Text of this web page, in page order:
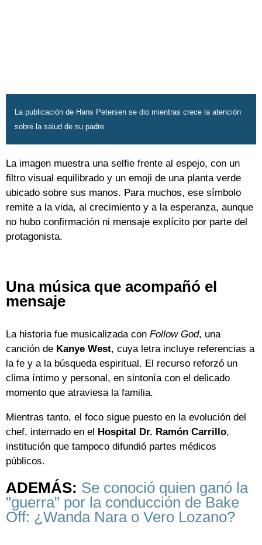
La publicación de Hans Petersen se dio mientras crece la atención
sobre la salud de su padre.
La imagen muestra una selfie frente al espejo, con un
filtro visual equilibrado y un emoji de una planta verde
ubicado sobre sus manos. Para muchos, ese símbolo
remite a la vida, al crecimiento y a la esperanza, aunque
no hubo confirmación ni mensaje explícito por parte del
protagonista.
Una música que acompañó el
mensaje
La historia fue musicalizada con Follow God, una
canción de Kanye West, cuya letra incluye referencias a
la fe y a la búsqueda espiritual. El recurso reforzó un
clima íntimo y personal, en sintonía con el delicado
momento que atraviesa la familia.
Mientras tanto, el foco sigue puesto en la evolución del
chef, internado en el
Hospital Dr. Ramón Carrillo,
institución que tampoco difundió partes médicos
públicos.
ADEMÁS: Se conoció quien ganó la
"guerra" por la conducción de Bake
Off: ¿Wanda Nara o Vero Lozano?